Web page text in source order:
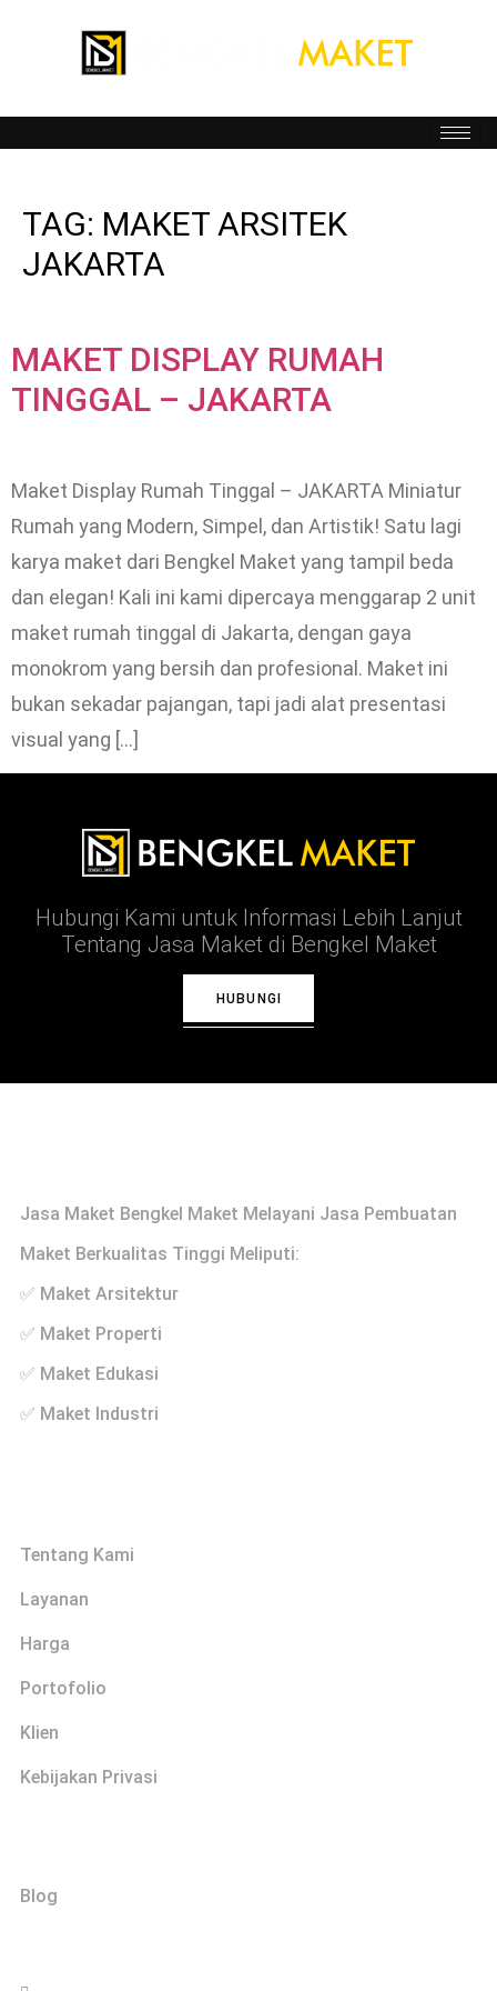
TAG: MAKET ARSITEK
JAKARTA
MAKET DISPLAY RUMAH
TINGGAL – JAKARTA
Maket Display Rumah Tinggal – JAKARTA Miniatur
Rumah yang Modern, Simpel, dan Artistik! Satu lagi
karya maket dari Bengkel Maket yang tampil beda
dan elegan! Kali ini kami dipercaya menggarap 2 unit
maket rumah tinggal di Jakarta, dengan gaya
monokrom yang bersih dan profesional. Maket ini
bukan sekadar pajangan, tapi jadi alat presentasi
visual yang […]
Hubungi Kami untuk Informasi Lebih Lanjut
Tentang Jasa Maket di Bengkel Maket
HUBUNGI
Jasa Maket Bengkel Maket Melayani Jasa Pembuatan
Maket Berkualitas Tinggi Meliputi:
✅ Maket Arsitektur
✅ Maket Properti
✅ Maket Edukasi
✅ Maket Industri
Tentang Kami
Layanan
Harga
Portofolio
Klien
Kebijakan Privasi
Blog